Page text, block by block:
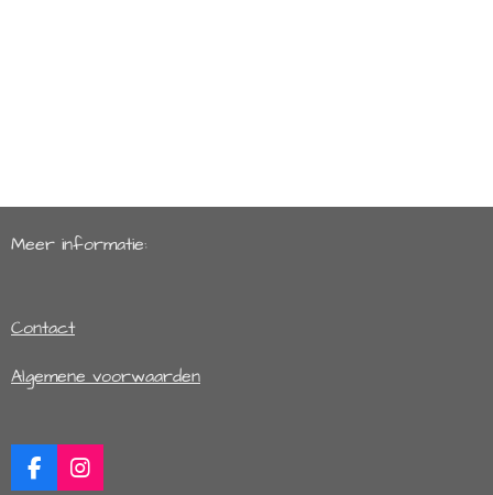
Meer informatie:
Contact
Algemene voorwaarden
F
I